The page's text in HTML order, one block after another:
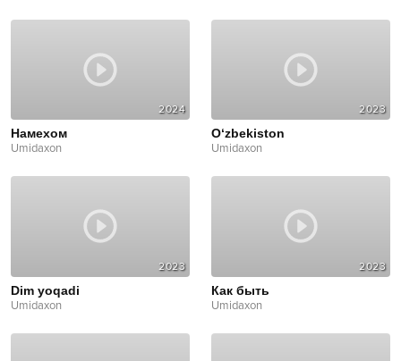
2024
Намехом
Umidaxon
2023
O‘zbekiston
Umidaxon
2023
Dim yoqadi
Umidaxon
2023
Как быть
Umidaxon